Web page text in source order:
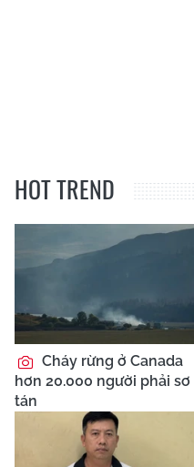
HOT TREND
Cháy rừng ở Canada
hơn 20.000 người phải sơ
tán